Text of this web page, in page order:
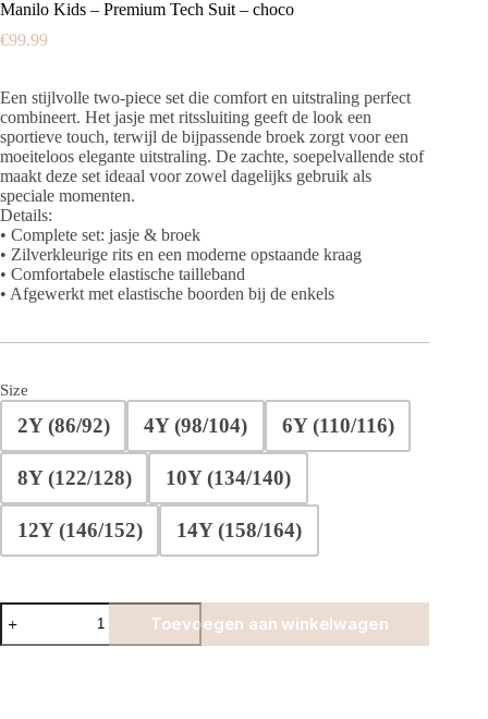
Manilo Kids – Premium Tech Suit – choco
€99.99
Een stijlvolle two-piece set die comfort en uitstraling perfect
combineert. Het jasje met ritssluiting geeft de look een
sportieve touch, terwijl de bijpassende broek zorgt voor een
moeiteloos elegante uitstraling. De zachte, soepelvallende stof
maakt deze set ideaal voor zowel dagelijks gebruik als
speciale momenten.
Details:
• Complete set: jasje & broek
• Zilverkleurige rits en een moderne opstaande kraag
• Comfortabele elastische tailleband
• Afgewerkt met elastische boorden bij de enkels
Size
2Y (86/92) 4Y (98/104) 6Y (110/116)
8Y (122/128) 10Y (134/140)
12Y (146/152) 14Y (158/164)
Manilo
Kids
-
Toevoegen aan winkelwagen